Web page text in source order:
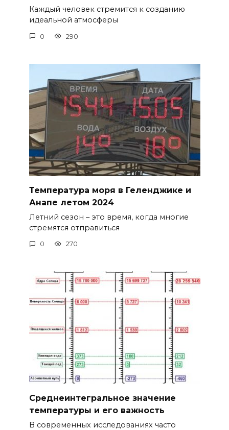
Каждый человек стремится к созданию
идеальной атмосферы
0 290
Температура моря в Геленджике и
Анапе летом 2024
Летний сезон – это время, когда многие
стремятся отправиться
0 270
Среднеинтегральное значение
температуры и его важность
В современных исследованиях часто